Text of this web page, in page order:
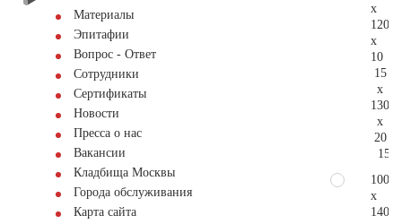
Материалы
Эпитафии
Вопрос - Ответ
Сотрудники
Сертификаты
Новости
Пресса о нас
Вакансии
Кладбища Москвы
Города обслуживания
Карта сайта
x
120
x
10
15
x
130
x
20
100
x
140